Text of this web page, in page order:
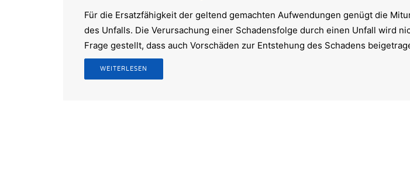
Für die Ersatzfähigkeit der geltend gemachten Aufwendungen genügt die
des Unfalls. Die Verursachung einer Schadensfolge durch einen Unfall wird
Frage gestellt, dass auch Vorschäden zur Entstehung des Schadens
WEITERLESEN